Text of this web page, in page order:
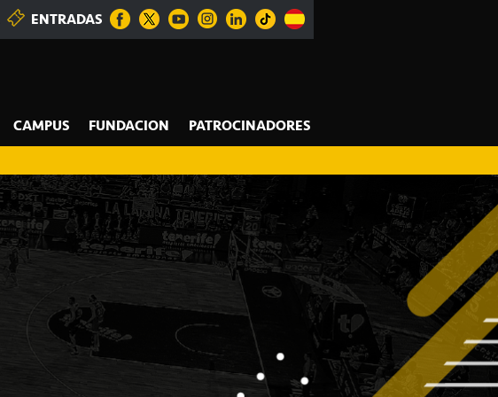
ENTRADAS
CAMPUS FUNDACION PATROCINADORES